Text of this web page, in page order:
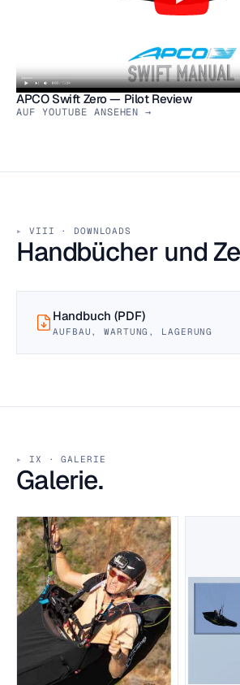
APCO Swift Zero — Pilot Review
AUF YOUTUBE ANSEHEN →
VIII · DOWNLOADS
Handbücher und
Handbuch (PDF)
AUFBAU, WARTUNG, LAGERUNG
IX · GALERIE
Galerie.